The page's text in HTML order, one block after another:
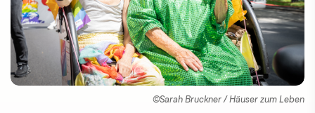
©Sarah Bruckner / Häuser zum Leben